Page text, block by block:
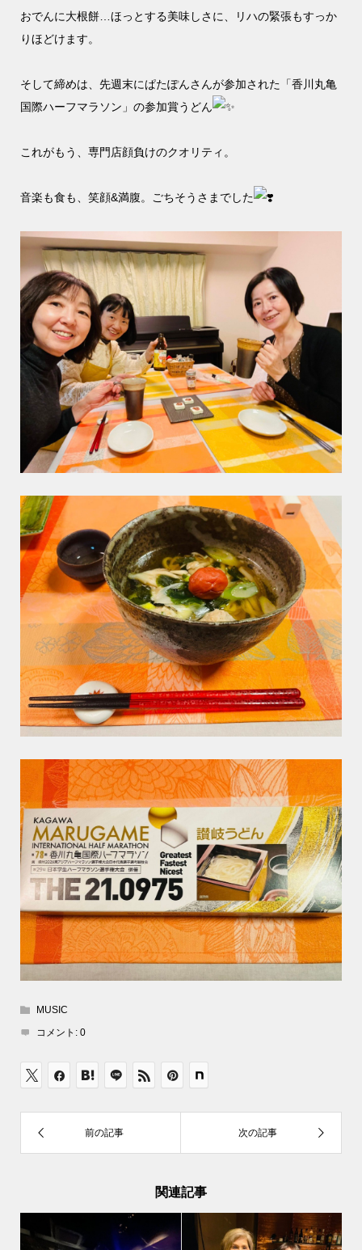
おでんに大根餅…ほっとする美味しさに、リハの緊張もすっか
りほどけます。
そして締めは、先週末にぱたぽんさんが参加された「香川丸亀
国際ハーフマラソン」の参加賞うどん
これがもう、専門店顔負けのクオリティ。
音楽も食も、笑顔&満腹。ごちそうさまでした
MUSIC
コメント: 0
関連記事